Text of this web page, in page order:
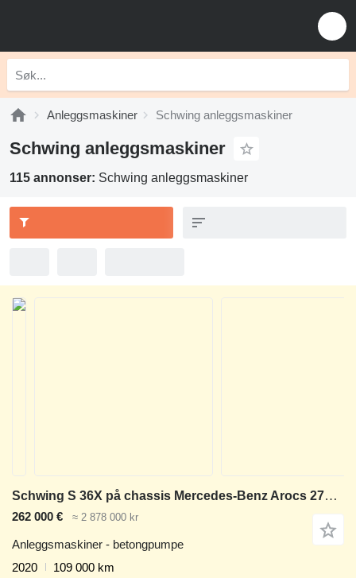
Anleggsmaskiner Schwing anleggsmaskiner
Schwing anleggsmaskiner
115 annonser: Schwing anleggsmaskiner
Schwing S 36X på chassis Mercedes-Benz Arocs 2740 Schwing S 36X
262 000 € ≈ 2 878 000 kr
Anleggsmaskiner - betongpumpe
2020
109 000 km